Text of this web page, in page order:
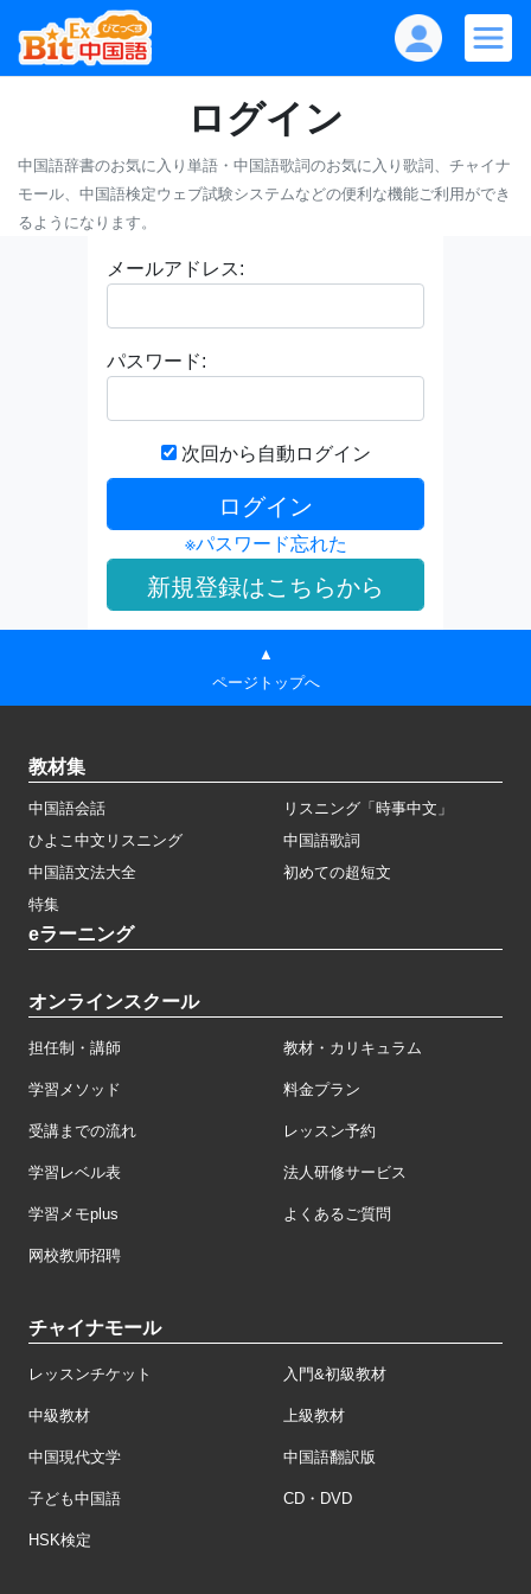
ログイン
中国語辞書のお気に入り単語・中国語歌詞のお気に入り歌詞、チャイナ
モール、中国語検定ウェブ試験システムなどの便利な機能ご利用ができ
るようになります。
メールアドレス:
パスワード:
次回から自動ログイン
※パスワード忘れた
▲
ページトップへ
教材集
中国語会話
リスニング「時事中文」
ひよこ中文リスニング
中国語歌詞
中国語文法大全
初めての超短文
特集
eラーニング
オンラインスクール
担任制・講師 教材・カリキュラム
学習メソッド 料金プラン
受講までの流れ レッスン予約
学習レベル表 法人研修サービス
学習メモplus よくあるご質問
网校教师招聘
チャイナモール
レッスンチケット 入門&初級教材
中級教材 上級教材
中国現代文学 中国語翻訳版
子ども中国語 CD・DVD
HSK検定